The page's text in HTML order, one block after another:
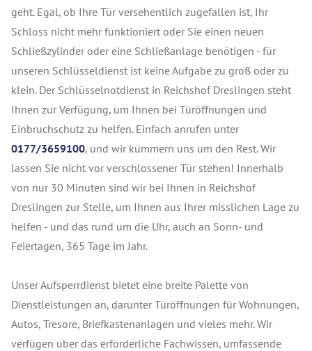
geht. Egal, ob Ihre Tür versehentlich zugefallen ist, Ihr
Schloss nicht mehr funktioniert oder Sie einen neuen
Schließzylinder oder eine Schließanlage benötigen - für
unseren Schlüsseldienst ist keine Aufgabe zu groß oder zu
klein. Der Schlüsselnotdienst in Reichshof Dreslingen steht
Ihnen zur Verfügung, um Ihnen bei Türöffnungen und
Einbruchschutz zu helfen. Einfach anrufen unter
0177/3659100, und wir kümmern uns um den Rest. Wir
lassen Sie nicht vor verschlossener Tür stehen! Innerhalb
von nur 30 Minuten sind wir bei Ihnen in Reichshof
Dreslingen zur Stelle, um Ihnen aus Ihrer misslichen Lage zu
helfen - und das rund um die Uhr, auch an Sonn- und
Feiertagen, 365 Tage im Jahr.
Unser Aufsperrdienst bietet eine breite Palette von
Dienstleistungen an, darunter Türöffnungen für Wohnungen,
Autos, Tresore, Briefkastenanlagen und vieles mehr. Wir
verfügen über das erforderliche Fachwissen, umfassende